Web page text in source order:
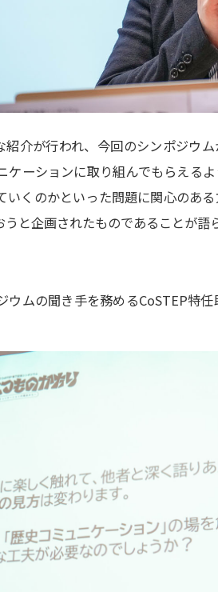
紹介が行われ、今回のシンポジウ
ケーションに取り組んでもらえる
いくのかといった問題に関心のあ
と企画されたものであることが語
ウムの聞き手を務めるCoSTEP特